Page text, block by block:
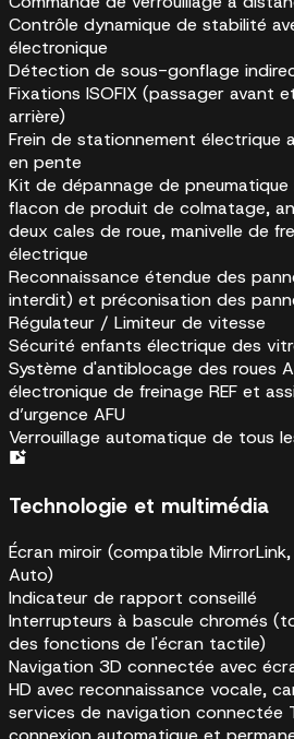
Contrôle dynamique de stabilité
électronique
Détection de sous-gonflage
Fixations ISOFIX (passager avant
arrière)
Frein de stationnement électrique
en pente
Kit de dépannage de
flacon de produit de colmatage,
deux cales de roue, manivelle de
électrique
Reconnaissance étendue des
interdit) et préconisation des
Régulateur / Limiteur de vitesse
Sécurité enfants électrique des
Système d'antiblocage des roues
électronique de freinage REF et
d’urgence AFU
Verrouillage automatique de tous
Technologie et multimédia
Écran miroir (compatible
Auto)
Indicateur de rapport conseillé
Interrupteurs à bascule chromés
des fonctions de l'écran tactile)
Navigation 3D connectée avec
HD avec reconnaissance vocale,
services de navigation connectée